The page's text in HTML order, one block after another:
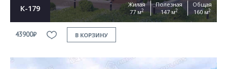
К-179
Жилая
77 м2
Полезная
147 м2
Общая
160 м2
43900₽ В КОРЗИНУ